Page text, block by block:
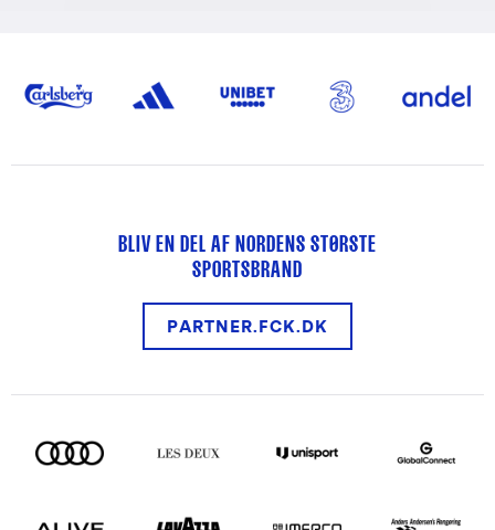
BLIV EN DEL AF NORDENS STØRSTE
SPORTSBRAND
PARTNER.FCK.DK